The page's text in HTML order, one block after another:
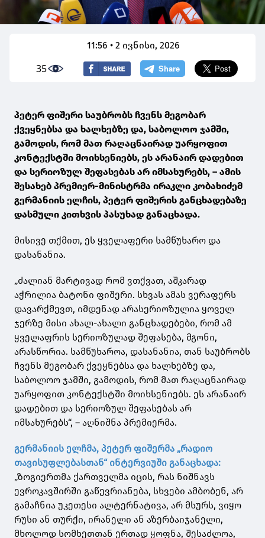
11:56 • 2 ივნისი, 2026
35
პეტერ ფიშერი საუბრობს ჩვენს მეგობარ
ქვეყნებსა და ხალხებზე და, საბოლოო ჯამში,
გამოდის, რომ მათ რაღაცნაირად უარყოფით
კონტექსტში მოიხსენიებს, ეს არანაირ დადებით
და სერიოზულ შეფასებას არ იმსახურებს, – ამის
შესახებ პრემიერ-მინისტრმა ირაკლი კობახიძემ
გერმანიის ელჩის, პეტერ ფიშერის განცხადებაზე
დასმული კითხვის პასუხად განაცხადა.
მისივე თქმით, ეს ყველაფერი სამწუხარო და
დასანანია.
„ძალიან მარტივად რომ ვთქვათ, აშკარად
აჭრილია ბატონი ფიშერი. სხვას ამას ვერაფერს
დავარქმევთ, იმდენად არასერიოზულია ყოველ
ჯერზე მისი ახალ-ახალი განცხადებები, რომ ამ
ყველაფრის სერიოზულად შეფასება, მგონი,
არასწორია. სამწუხაროა, დასანანია, თან საუბრობს
ჩვენს მეგობარ ქვეყნებსა და ხალხებზე და,
საბოლოო ჯამში, გამოდის, რომ მათ რაღაცნაირად
უარყოფით კონტექსტში მოიხსენიებს. ეს არანაირ
დადებით და სერიოზულ შეფასებას არ
იმსახურებს“, – აღნიშნა პრემიერმა.
გერმანიის ელჩმა, პეტერ ფიშერმა „რადიო
თავისუფლებასთან“ ინტერვიუში განაცხადა:
„ზოგიერთმა ქართველმა იცის, რას ნიშნავს
ევროკავშირში გაწევრიანება, სხვები ამბობენ, არ
გამაჩნია უკეთესი ალტერნატივა, არ მსურს, ვიყო
რუსი ან თურქი, ირანელი ან აზერბაიჯანელი,
მხოლოდ სომხეთთან ერთად ყოფნა, შესაძლოა,